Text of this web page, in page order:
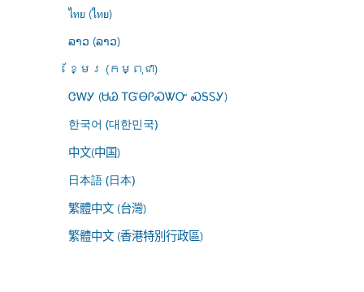
ไทย (ไทย)
ລາວ (ລາວ)
ខ្មែរ (កម្ពុជា)
ᏣᎳᎩ (ᏌᏊ ᎢᏳᎾᎵᏍᏔᏅ ᏍᎦᏚᎩ)
한국어 (대한민국)
中文(中国)
日本語 (日本)
繁體中文 (台灣)
繁體中文 (香港特別行政區)